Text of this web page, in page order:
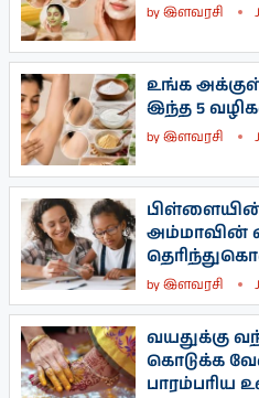
byஇளவரசி
உங்க அக்குள்
இந்த 5
byஇளவரசி
பிள்ளையின்
அம்மாவின்
byஇளவரசி
வயதுக்கு
கொடுக்க
பாரம்பரிய